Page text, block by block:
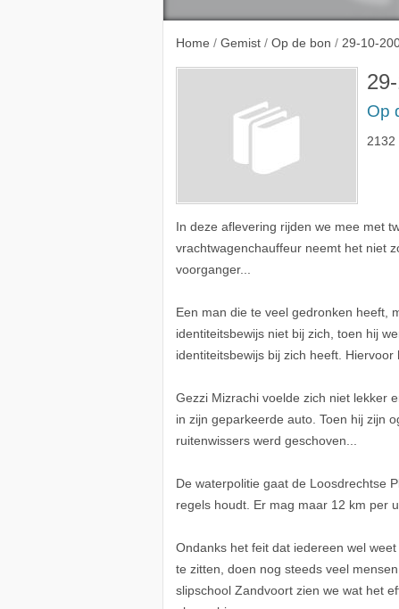
Home / Gemist / Op de bon / 29-10-
Op
2132
In deze aflevering rijden we mee met
vrachtwagenchauffeur neemt het niet
voorganger...
Een man die te veel gedronken heeft,
identiteitsbewijs niet bij zich, toen hij
identiteitsbewijs bij zich heeft. Hiervoor
Gezzi Mizrachi voelde zich niet lekker
in zijn geparkeerde auto. Toen hij zijn
ruitenwissers werd geschoven...
De waterpolitie gaat de Loosdrechtse
regels houdt. Er mag maar 12 km per
Ondanks het feit dat iedereen wel
te zitten, doen nog steeds veel
slipschool Zandvoort zien we wat het